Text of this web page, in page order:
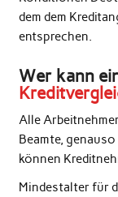
dem dem
entsprechen.
Wer kann
Alle
Beamte,
können
Mindestalter für